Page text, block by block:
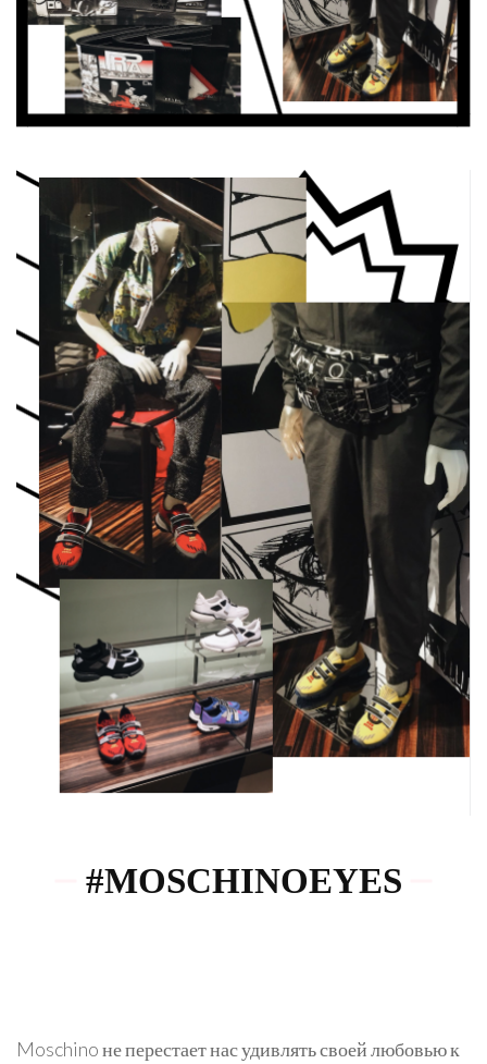
#MOSCHINOEYES
Moschino не перестает нас удивлять своей любовью к